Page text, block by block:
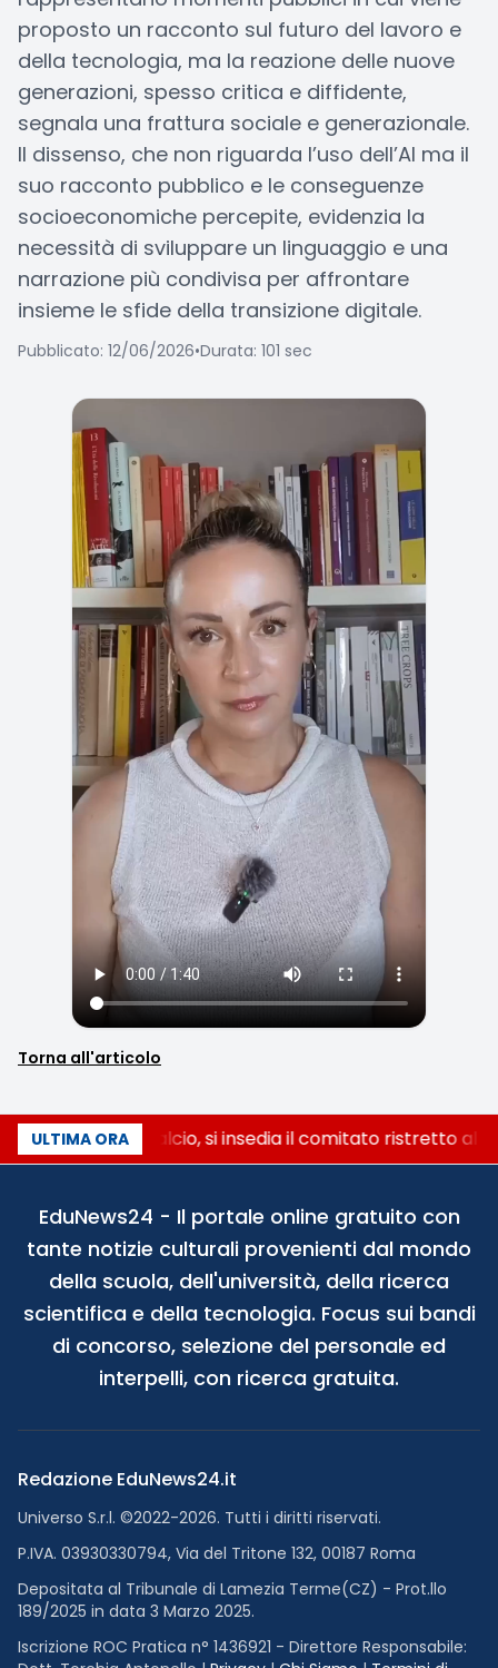
proposto un racconto sul futuro del lavoro e
della tecnologia, ma la reazione delle nuove
generazioni, spesso critica e diffidente,
segnala una frattura sociale e generazionale.
Il dissenso, che non riguarda l’uso dell’AI ma il
suo racconto pubblico e le conseguenze
socioeconomiche percepite, evidenzia la
necessità di sviluppare un linguaggio e una
narrazione più condivisa per affrontare
insieme le sfide della transizione digitale.
Pubblicato: 12/06/2026•Durata: 101 sec
Torna all'articolo
ULTIMA ORA
Riforma del calcio, si insedia il comitato ristretto al
EduNews24 - Il portale online gratuito con
tante notizie culturali provenienti dal mondo
della scuola, dell'università, della ricerca
scientifica e della tecnologia. Focus sui bandi
di concorso, selezione del personale ed
interpelli, con ricerca gratuita.
Redazione EduNews24.it
Universo S.r.l. ©2022-2026. Tutti i diritti riservati.
P.IVA. 03930330794, Via del Tritone 132, 00187 Roma
Depositata al Tribunale di Lamezia Terme(CZ) - Prot.llo
189/2025 in data 3 Marzo 2025.
Iscrizione ROC Pratica n° 1436921 - Direttore Responsabile: